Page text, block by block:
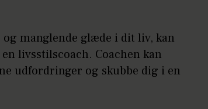
manglende glæde i dit liv, kan
livsstilscoach. Coachen kan
udfordringer og skubbe dig i en